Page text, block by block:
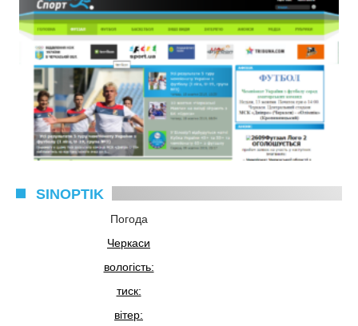
SINOPTIK
Погода
Черкаси
вологість:
тиск:
вітер: